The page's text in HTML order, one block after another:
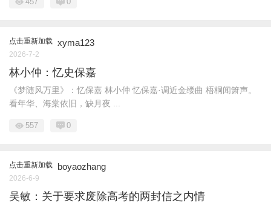
点击重新加载 xyma123
2026-7-2
林小仲：忆史保嘉
《梦随风万里》：忆保嘉 林小仲 忆保嘉·调近金缕曲 梧桐闻箫声。
看年华、海棠依旧，缺月夜 ...
557 0
点击重新加载 boyaozhang
2026-6-9
吴敏：关于要求废除高考的两封信之内情